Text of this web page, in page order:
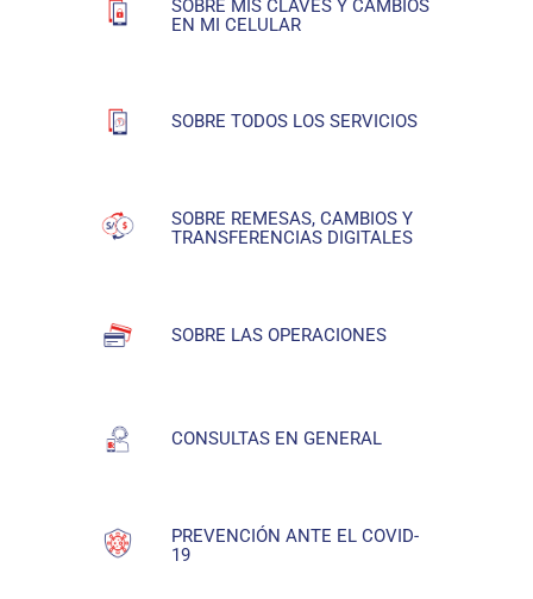
SOBRE MIS CLAVES Y CAMBIOS
EN MI CELULAR
SOBRE TODOS LOS SERVICIOS
SOBRE REMESAS, CAMBIOS Y
TRANSFERENCIAS DIGITALES
SOBRE LAS OPERACIONES
CONSULTAS EN GENERAL
PREVENCIÓN ANTE EL COVID-
19